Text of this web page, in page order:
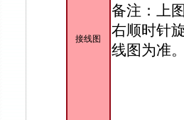
接线图
备注：上
右顺时针
线图为准